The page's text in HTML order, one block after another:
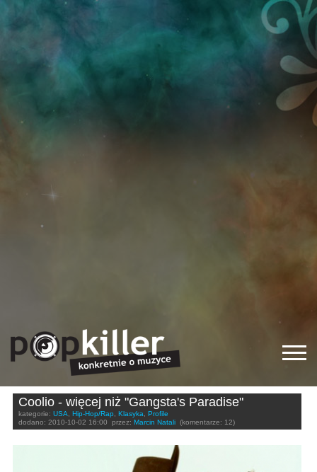
Coolio - więcej niż "Gangsta's Paradise"
kategorie: USA, Hip-Hop/Rap, Klasyka, Profile
dodano: 2010-10-02 16:00 przez: Marcin Natali (komentarze: 12)